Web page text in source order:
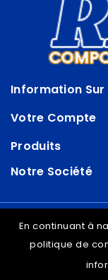
Information Sur
Votre Compte
Produits
Notre Société
En continuant à
politique de